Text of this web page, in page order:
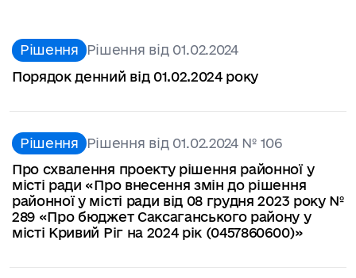
Рішення Рішення від 01.02.2024
Порядок денний від 01.02.2024 року
Рішення Рішення від 01.02.2024 № 106
Про схвалення проекту рішення районної у
місті ради «Про внесення змін до рішення
районної у місті ради від 08 грудня 2023 року №
289 «Про бюджет Саксаганського району у
місті Кривий Ріг на 2024 рік (0457860600)»